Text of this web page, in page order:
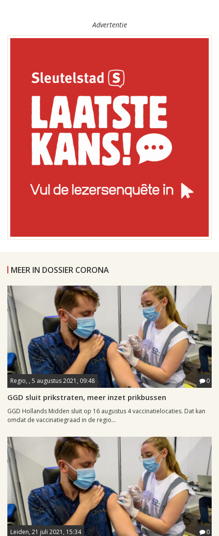
Advertentie
MEER IN DOSSIER CORONA
Regio, , 5 augustus 2021, 09:48 0
GGD sluit prikstraten, meer inzet prikbussen
GGD Hollands Midden sluit op 16 augustus 4 vaccinatielocaties. Dat kan
omdat de vaccinatiegraad in de regio...
Leiden, 21 juli 2021, 15:34 0